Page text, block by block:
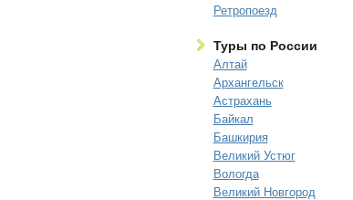
Ретропоезд
Туры по России
Алтай
Архангельск
Астрахань
Байкал
Башкирия
Великий Устюг
Вологда
Великий Новгород